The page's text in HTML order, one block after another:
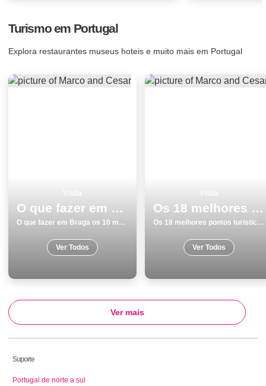
Turismo em Portugal
Explora restaurantes museus hoteis e muito mais em Portugal
O que fazer em Braga os 10 melhores locais para visitar
O que fazer em Braga os 10 melhores locais para visitar
Ver Todos
Os 18 melhores pontos turisticos para conhecer e visitar em Praias
Os 18 melhores pontos turisticos para conhecer e visitar em Praias
Ver Todos
Ver mais
Suporte
Portugal de norte a sul